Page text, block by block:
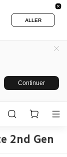
ALLER
Continuer
2nd Gen